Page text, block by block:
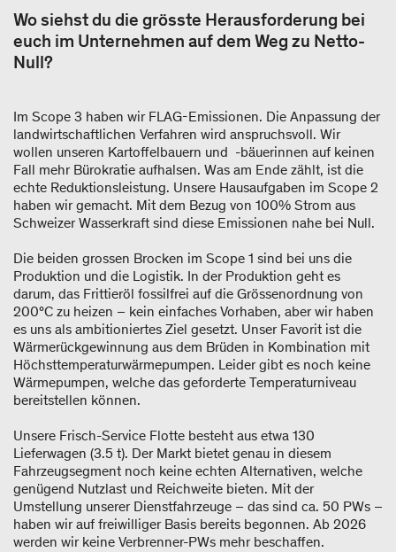
Wo siehst du die grösste Herausforderung bei
euch im Unternehmen auf dem Weg zu Netto-
Null?
Im Scope 3 haben wir FLAG-Emissionen. Die Anpassung der
landwirtschaftlichen Verfahren wird anspruchsvoll. Wir
wollen unseren Kartoffelbauern und -bäuerinnen auf keinen
Fall mehr Bürokratie aufhalsen. Was am Ende zählt, ist die
echte Reduktionsleistung. Unsere Hausaufgaben im Scope 2
haben wir gemacht. Mit dem Bezug von 100% Strom aus
Schweizer Wasserkraft sind diese Emissionen nahe bei Null.
Die beiden grossen Brocken im Scope 1 sind bei uns die
Produktion und die Logistik. In der Produktion geht es
darum, das Frittieröl fossilfrei auf die Grössenordnung von
200°C zu heizen – kein einfaches Vorhaben, aber wir haben
es uns als ambitioniertes Ziel gesetzt. Unser Favorit ist die
Wärmerückgewinnung aus dem Brüden in Kombination mit
Höchsttemperaturwärmepumpen. Leider gibt es noch keine
Wärmepumpen, welche das geforderte Temperaturniveau
bereitstellen können.
Unsere Frisch-Service Flotte besteht aus etwa 130
Lieferwagen (3.5 t). Der Markt bietet genau in diesem
Fahrzeugsegment noch keine echten Alternativen, welche
genügend Nutzlast und Reichweite bieten. Mit der
Umstellung unserer Dienstfahrzeuge – das sind ca. 50 PWs –
haben wir auf freiwilliger Basis bereits begonnen. Ab 2026
werden wir keine Verbrenner-PWs mehr beschaffen.